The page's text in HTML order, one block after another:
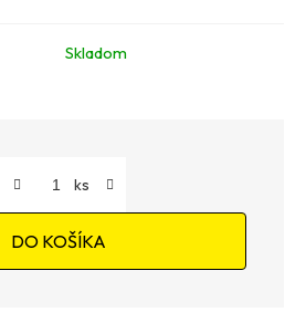
Skladom
DO KOŠÍKA